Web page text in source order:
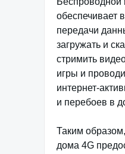
обеспечивает
передачи
загружать и
стримить
игры и
интернет-
и перебоев в
Таким
дома 4G